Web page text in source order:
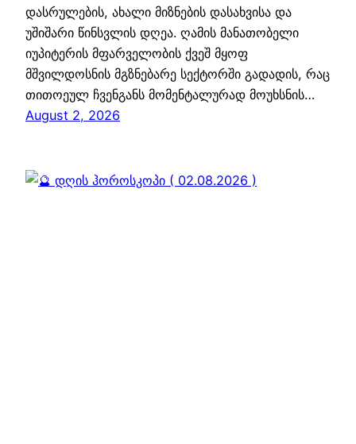
დასრულების, ახალი მიზნების დასახვისა და
უშიშარი წინსვლის დღეა. ღამის მანათობელი
იუპიტერის მფარველობის ქვეშ მყოფ
მშვილდოსნის მგზნებარე სექტორში გადადის, რაც
თითოეულ ჩვენგანს მომენტალურად მოუხსნის…
August 2, 2026